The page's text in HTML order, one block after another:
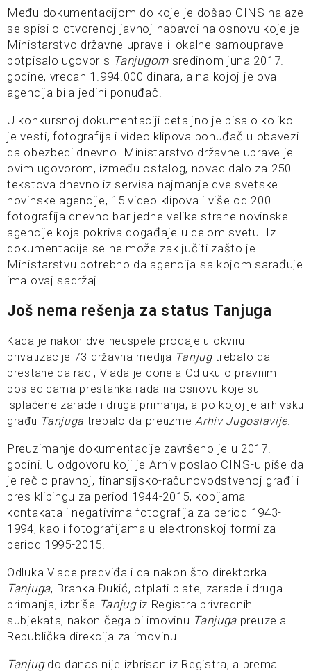
Među dokumentacijom do koje je došao CINS nalaze
se spisi o otvorenoj javnoj nabavci na osnovu koje je
Ministarstvo državne uprave i lokalne samouprave
potpisalo ugovor s Tanjugom sredinom juna 2017.
godine, vredan 1.994.000 dinara, a na kojoj je ova
agencija bila jedini ponuđač.
U konkursnoj dokumentaciji detaljno je pisalo koliko
je vesti, fotografija i video klipova ponuđač u obavezi
da obezbedi dnevno. Ministarstvo državne uprave je
ovim ugovorom, između ostalog, novac dalo za 250
tekstova dnevno iz servisa najmanje dve svetske
novinske agencije, 15 video klipova i više od 200
fotografija dnevno bar jedne velike strane novinske
agencije koja pokriva događaje u celom svetu. Iz
dokumentacije se ne može zaključiti zašto je
Ministarstvu potrebno da agencija sa kojom sarađuje
ima ovaj sadržaj.
Još nema rešenja za status Tanjuga
Kada je nakon dve neuspele prodaje u okviru
privatizacije 73 državna medija Tanjugtrebalo da
prestane da radi, Vlada je donela Odluku o pravnim
posledicama prestanka rada na osnovu koje su
isplaćene zarade i druga primanja, a po kojoj je arhivsku
građu Tanjuga trebalo da preuzme Arhiv Jugoslavije
Preuzimanje dokumentacije završeno je u 2017.
godini. U odgovoru koji je Arhiv poslao CINS-u piše da
je reč o pravnoj, finаnsijsko-rаčunovodstvenoj građi i
pres klipingu zа period 1944-2015, kopijama
kontakata i negativima fotografija zа period 1943-
1994, kao i fotografijama u elektronskoj formi za
period 1995-2015.
Odluka Vlade predviđa i da nakon što direktorka
Tanjuga, Branka Đukić, otplati plate, zarade i druga
primanja, izbriše Tanjugiz Registra privrednih
subjekata, nakon čega bi imovinu Tanjuga preuzela
Republička direkcija za imovinu.
Tanjug do danas nije izbrisan iz Registra, a prema